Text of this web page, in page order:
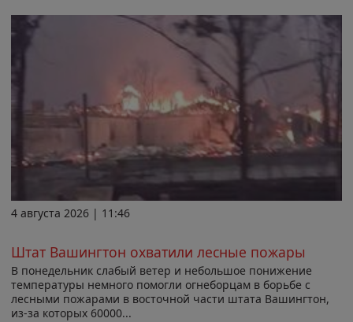
4 августа 2026 | 11:46
Штат Вашингтон охватили лесные пожары
В понедельник слабый ветер и небольшое понижение
температуры немного помогли огнеборцам в борьбе с
лесными пожарами в восточной части штата Вашингтон,
из-за которых 60000...